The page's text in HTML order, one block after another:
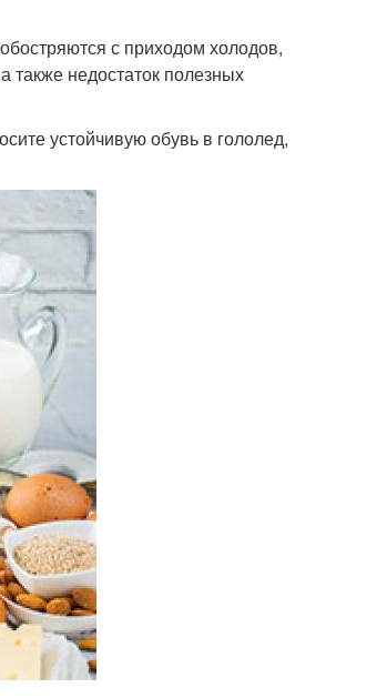
с приходом холодов,
недостаток полезных
устойчивую обувь в гололед,